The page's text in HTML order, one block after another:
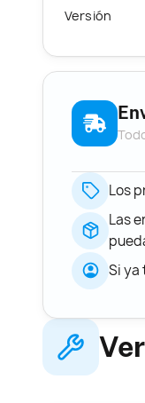
Versión
Los
Las
Si ya